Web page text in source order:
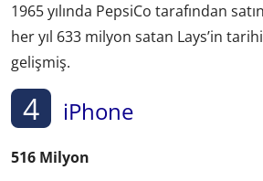
1965 yılında PepsiCo tarafından
her yıl 633 milyon satan Lays’in
gelişmiş.
4 iPhone
516 Milyon